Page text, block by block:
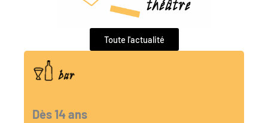
Toute l'actualité
Dès 14 ans